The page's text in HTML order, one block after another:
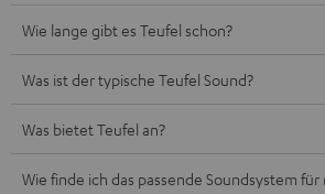
Wie lange gibt es Teufel schon?
Was ist der typische Teufel Sound?
Was bietet Teufel an?
Wie finde ich das passende Soundsystem für